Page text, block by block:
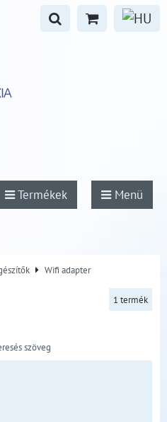
Termékek Menü
Wifi adapter
1 termék
szöveg